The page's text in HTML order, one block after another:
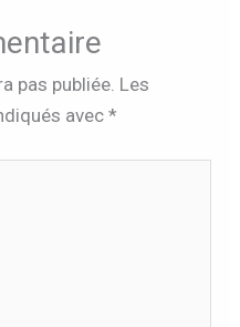
pas publiée. Les
avec*